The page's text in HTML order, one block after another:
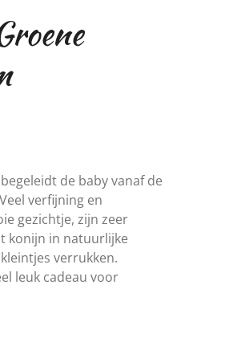
de baby vanaf de
verfijning en
gezichtje, zijn zeer
konijn in natuurlijke
verrukken.
leuk cadeau voor